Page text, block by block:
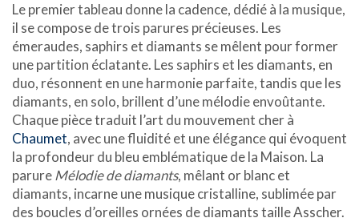
Le premier tableau donne la cadence, dédié à la musique,
il se compose de trois parures précieuses. Les
émeraudes, saphirs et diamants se mêlent pour former
une partition éclatante. Les saphirs et les diamants, en
duo, résonnent en une harmonie parfaite, tandis que les
diamants, en solo, brillent d’une mélodie envoûtante.
Chaque pièce traduit l’art du mouvement cher à
Chaumet, avec une fluidité et une élégance qui évoquent
la profondeur du bleu emblématique de la Maison. La
parureMélodie de diamants, mêlant or blanc et
diamants, incarne une musique cristalline, sublimée par
des boucles d’oreilles ornées de diamants taille Asscher.